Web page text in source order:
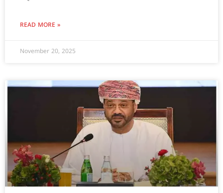
READ MORE »
November 20, 2025